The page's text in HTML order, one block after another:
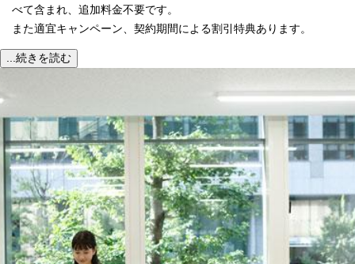
べて含まれ、追加料金不要です。
また適宜キャンペーン、契約期間による割引特典あります。
...続きを読む